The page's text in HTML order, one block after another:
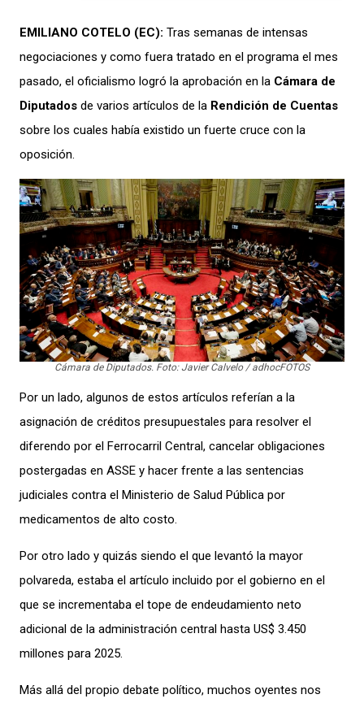
EMILIANO COTELO (EC): Tras semanas de intensas
negociaciones y como fuera tratado en el programa el mes
pasado, el oficialismo logró la aprobación en la Cámara de
Diputados de varios artículos de la Rendición de Cuentas
sobre los cuales había existido un fuerte cruce con la
oposición.
Cámara de Diputados. Foto: Javier Calvelo / adhocFOTOS
Por un lado, algunos de estos artículos referían a la
asignación de créditos presupuestales para resolver el
diferendo por el Ferrocarril Central, cancelar obligaciones
postergadas en ASSE y hacer frente a las sentencias
judiciales contra el Ministerio de Salud Pública por
medicamentos de alto costo.
Por otro lado y quizás siendo el que levantó la mayor
polvareda, estaba el artículo incluido por el gobierno en el
que se incrementaba el tope de endeudamiento neto
adicional de la administración central hasta US$ 3.450
millones para 2025.
Más allá del propio debate político, muchos oyentes nos